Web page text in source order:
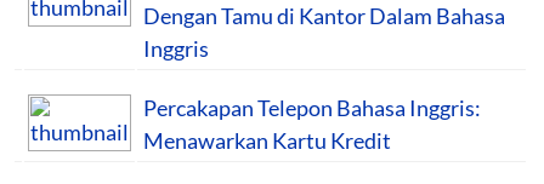
Dengan Tamu di Kantor Dalam Bahasa
Inggris
Percakapan Telepon Bahasa Inggris:
Menawarkan Kartu Kredit